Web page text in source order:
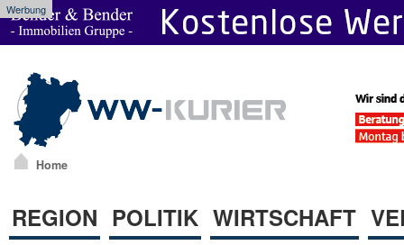
Werbung
Home
REGION POLITIK WIRTSCHAFT